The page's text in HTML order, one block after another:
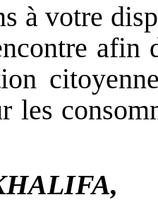
à votre
afin
les